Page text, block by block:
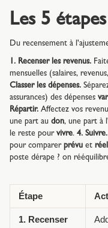
Les 5 étapes
Du recensement à
1. Recenser les revenus.
mensuelles (salaires,
Classer les dépenses.
assurances) des dépenses
Répartir. Affectez vos
une part au don, une part à l'
le reste pour vivre. 4. Suivre.
pour comparer prévu et réel
poste dérape ? on
Étape
1. Recenser